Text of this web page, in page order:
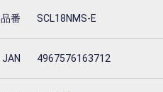
品番 SCL18NMS-E
JAN 4967576163712